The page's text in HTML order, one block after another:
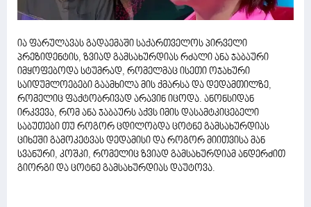
ია ფარულავას გადაემაში საქართველოს პირველი
პრეზიდენტის, ზვიად გამსახურდიას რძალი ანა ჯაბაური
იმყოფებოდა სტუმრად, რომელმაც ისეთი ოჯახური
საიდუმლოებები გაამხილა მის ქმარსა და დედამთილზე,
რომელიც ფაქტობრივად არავინ იცოდა. ანონსიდან
ირკვევა, რომ ანა ჯაბაურს აქვს იმის დასამტკიცებელი
საბუთები თუ როგორ ცდილობდა ცოტნე გამსახურდიას
ციხეში გამოკეტვას დედამისი და როგორ მიითვისა მან
სვანური, კოშკი, რომელიც ზვიად გამსახურდიამ ანდერძით
გიორგი და ცოტნე გამსახურდიას დაუტოვა.